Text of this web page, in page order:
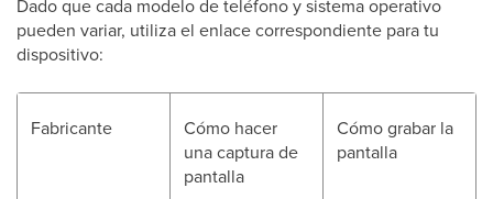
Dado que cada modelo de teléfono y sistema operativo
pueden variar, utiliza el enlace correspondiente para tu
dispositivo:
Fabricante
Cómo hacer
una captura de
pantalla
Cómo grabar la
pantalla